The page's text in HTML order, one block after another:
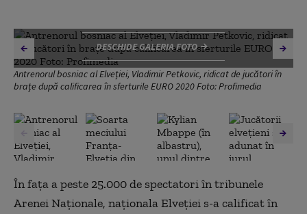
Antrenorul bosniac al Elveției, Vladimir Petkovic, ridicat de jucători în
brațe după calificarea în sferturile EURO 2020 Foto: Profimedia
DESCHIDE GALERIA FOTO
În fața a peste 25.000 de spectatori în tribunele
Arenei Naționale, naționala Elveției s-a calificat în